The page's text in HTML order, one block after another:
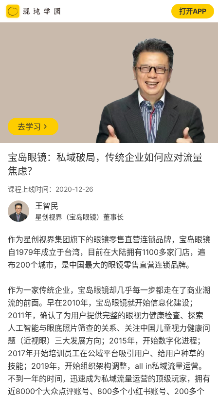
打开APP
去学习
宝岛眼镜：私域破局，传统企业如何应对流量
焦虑？
课程上线时间：2020-12-26
王智民
星创视界（宝岛眼镜）董事长
作为星创视界集团旗下的眼镜零售直营连锁品牌，宝岛眼镜
自1979年成立于台湾，目前在大陆拥有1100多家门店，遍
布200个城市，是中国最大的眼镜零售直营连锁品牌。
作为一家传统企业，宝岛眼镜却几乎每一步都走在了商业潮
流的前面。早在2010年，宝岛眼镜就开始信息化建设；
2011年，确认了为用户提供完整的眼视力健康检查、探索
人工智能与眼底照片筛查的关系、关注中国儿童视力健康问
题（近视眼）三大发展方向；2015年，开始数字化进程；
2017年开始培训员工在公域平台吸引用户、给用户种草的
技能；2019年，开始组织架构调整，all in私域流量运营。
不到一年的时间，迅速成为私域流量运营的顶级玩家，拥有
近8000个大众点评账号、800多个小红书账号、200多个